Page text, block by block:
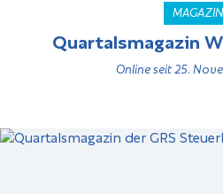
MAGAZIN
Quartalsmagazin
Online seit 25.